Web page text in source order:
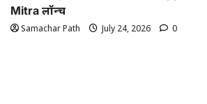
Mitra लॉन्च
Samachar Path July 24, 2026 0